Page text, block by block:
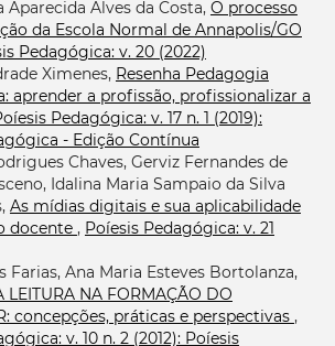
Aparecida Alves da Costa, O processo
da Escola Normal de Annapolis/GO
Pedagógica: v. 20 (2022)
Ximenes, Resenha Pedagogia
aprender a profissão, profissionalizar a
Pedagógica: v. 17 n. 1 (2019):
- Edição Contínua
Chaves, Gerviz Fernandes de
Idalina Maria Sampaio da Silva
As mídias digitais e sua aplicabilidade
docente , Poíesis Pedagógica: v. 21
Farias, Ana Maria Esteves Bortolanza,
LEITURA NA FORMAÇÃO DO
concepções, práticas e perspectivas ,
v. 10 n. 2 (2012): Poíesis